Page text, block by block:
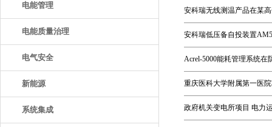
电能管理
电能质量治理
电气安全
新能源
系统集成
安科瑞无线测温产品在某
安科瑞低压备自投装置
Acrel-5000能耗管理系统
重庆医科大学附属第一医
政府机关变电所项目 电力